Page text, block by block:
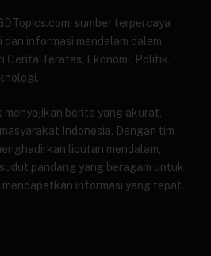
sumber terpercaya
informasi mendalam dalam
Teratas, Ekonomi, Politik,
menyajikan berita yang akurat,
Indonesia. Dengan tim
liputan mendalam,
pandang yang beragam untuk
informasi yang tepat.